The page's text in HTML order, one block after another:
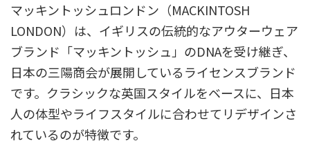
マッキントッシュロンドン（MACKINTOSH
LONDON）は、イギリスの伝統的なアウターウェア
ブランド「マッキントッシュ」のDNAを受け継ぎ、
日本の三陽商会が展開しているライセンスブランド
です。クラシックな英国スタイルをベースに、日本
人の体型やライフスタイルに合わせてリデザインさ
れているのが特徴です。